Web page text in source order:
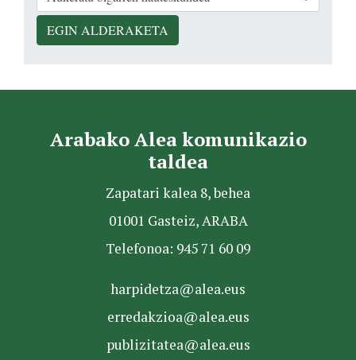
EGIN ALDERAKETA
Arabako Alea komunikazio
taldea
Zapatari kalea 8, behea
01001 Gasteiz, ARABA
Telefonoa: 945 71 60 09
harpidetza@alea.eus
erredakzioa@alea.eus
publizitatea@alea.eus